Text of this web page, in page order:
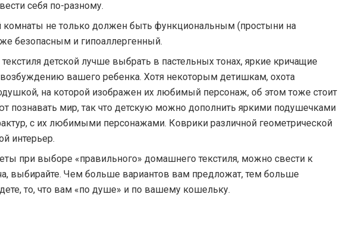
себя по-разному.
комнаты не только должен быть функциональным (простыни на
безопасным и гипоаллергенный.
детской лучше выбрать в пастельных тонах, яркие кричащие
вашего ребенка. Хотя некоторым детишкам, охота
на которой изображен их любимый персонаж, об этом тоже стоит
познавать мир, так что детскую можно дополнить яркими подушечками
с их любимыми персонажами. Коврики различной геометрической
интерьер.
при выборе «правильного» домашнего текстиля, можно свести к
выбирайте. Чем больше вариантов вам предложат, тем больше
то, что вам «по душе» и по вашему кошельку.